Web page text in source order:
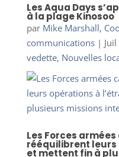
Les Aqua Days
à la plage Kinosoo
par Mike Marshall,
communications|
vedette, Nouvelles
Les Forces
rééquilibrent leurs
et mettent fin à